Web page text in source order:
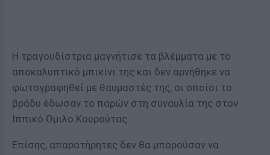
Η τραγουδίστρια μαγνήτισε τα βλέμματα με το
αποκαλυπτικό μπικίνι της και δεν αρνήθηκε να
φωτογραφηθεί με θαυμαστές της, οι οποίοι το
βράδυ έδωσαν το παρών στη συναυλία της στον
Ιππικό Όμιλο Κουρούτας.
Επίσης, απαρατήρητες δεν θα μπορούσαν να